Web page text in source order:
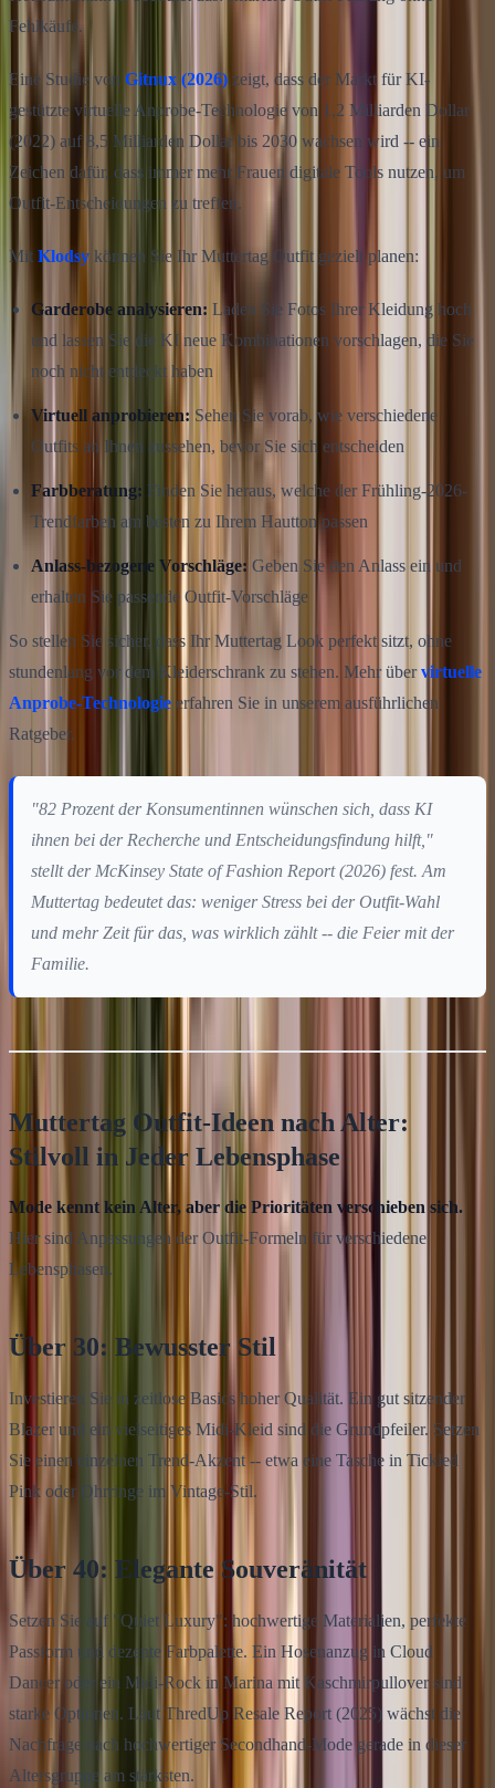
Fehlkäufe.
Eine Studie von Gitnux (2026) zeigt, dass der Markt für KI-
gestützte virtuelle Anprobe-Technologie von 1,2 Milliarden Dollar
(2022) auf 8,5 Milliarden Dollar bis 2030 wachsen wird -- ein
Zeichen dafür, dass immer mehr Frauen digitale Tools nutzen, um
Outfit-Entscheidungen zu treffen.
Mit Klodsy können Sie Ihr Muttertag Outfit gezielt planen:
Garderobe analysieren: Laden Sie Fotos Ihrer Kleidung hoch
und lassen Sie die KI neue Kombinationen vorschlagen, die Sie
noch nicht entdeckt haben
Virtuell anprobieren: Sehen Sie vorab, wie verschiedene
Outfits an Ihnen aussehen, bevor Sie sich entscheiden
Farbberatung: Finden Sie heraus, welche der Frühling-2026-
Trendfarben am besten zu Ihrem Hautton passen
Anlass-bezogene Vorschläge: Geben Sie den Anlass ein und
erhalten Sie passende Outfit-Vorschläge
So stellen Sie sicher, dass Ihr Muttertag Look perfekt sitzt, ohne
stundenlang vor dem Kleiderschrank zu stehen. Mehr übervirtuelle
Anprobe-Technologie erfahren Sie in unserem ausführlichen
Ratgeber.
"82 Prozent der Konsumentinnen wünschen sich, dass KI
ihnen bei der Recherche und Entscheidungsfindung hilft,"
stellt der McKinsey State of Fashion Report (2026) fest. Am
Muttertag bedeutet das: weniger Stress bei der Outfit-Wahl
und mehr Zeit für das, was wirklich zählt -- die Feier mit der
Familie.
Muttertag Outfit-Ideen nach Alter:
Stilvoll in Jeder Lebensphase
Mode kennt kein Alter, aber die Prioritäten verschieben sich.
Hier sind Anpassungen der Outfit-Formeln für verschiedene
Lebensphasen.
Über 30: Bewusster Stil
Investieren Sie in zeitlose Basics hoher Qualität. Ein gut sitzender
Blazer und ein vielseitiges Midi-Kleid sind die Grundpfeiler. Setzen
Sie einen einzelnen Trend-Akzent -- etwa eine Tasche in Tickled
Pink oder Ohrringe im Vintage-Stil.
Über 40: Elegante Souveränität
Setzen Sie auf "Quiet Luxury": hochwertige Materialien, perfekte
Passform und dezente Farbpalette. Ein Hosenanzug in Cloud
Dancer oder ein Midi-Rock in Marina mit Kaschmirpullover sind
starke Optionen. Laut ThredUp Resale Report (2025) wächst die
Nachfrage nach hochwertiger Secondhand-Mode gerade in dieser
Altersgruppe am stärksten.